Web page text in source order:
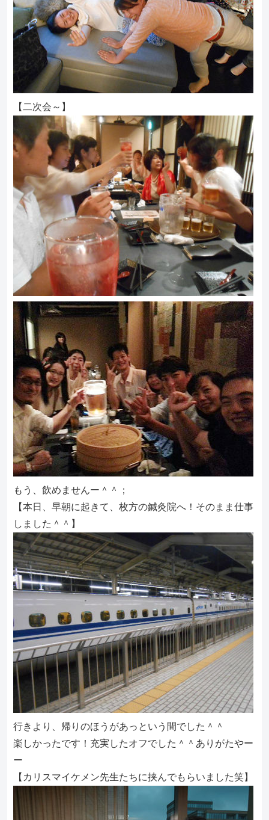
【二次会～】
もう、飲めませんー＾＾；
【本日、早朝に起きて、枚方の鍼灸院へ！そのまま仕事
しました＾＾】
行きより、帰りのほうがあっという間でした＾＾
楽しかったです！充実したオフでした＾＾ありがたやー
ー
【カリスマイケメン先生たちに挟んでもらいました笑】